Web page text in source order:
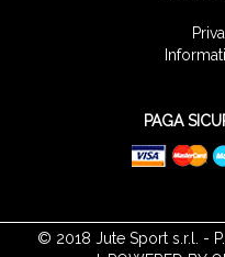
PAGA
© 2018 Jute Sport s.r.l. -